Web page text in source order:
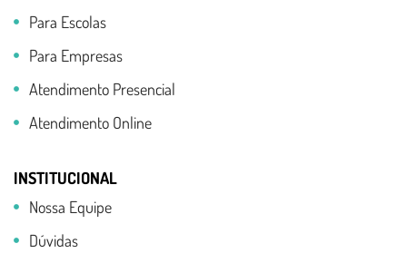
Para Escolas
Para Empresas
Atendimento Presencial
Atendimento Online
INSTITUCIONAL
Nossa Equipe
Dúvidas